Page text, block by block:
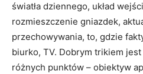
światła dziennego, układ
rozmieszczenie gniazdek,
przechowywania, to, gdzie
biurko, TV. Dobrym trikiem
różnych punktów – obiektyw